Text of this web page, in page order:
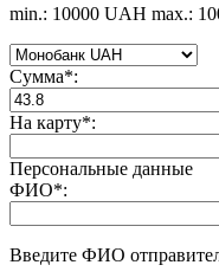
min.: 10000 UAH max.:
Сумма*:
На карту*:
Персональные данные
ФИО*:
Введите ФИО